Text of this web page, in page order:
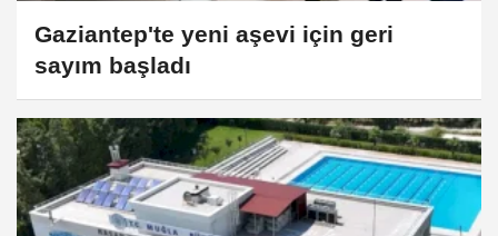
Gaziantep'te yeni aşevi için geri
sayım başladı